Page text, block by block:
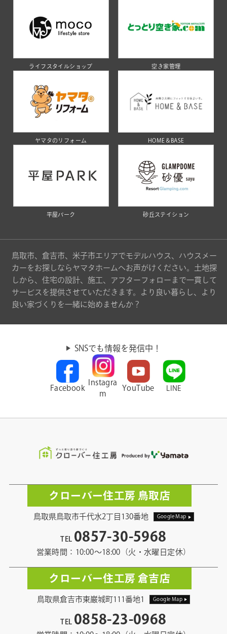
ライフスタイルショップ 空き家管理
ヤマタのリフォーム HOME＆BASE
平屋パーク 砂丘ステイション
鳥取市、倉吉市、米子市エリアでモデルハウス、ハウスメー
カーをお探しならヤマタホームへお声がけください。土地探
しから、住宅の設計、施工、アフターフォローまで一貫して
サービスを提供させていただきます。より良い暮らし、より
良い家づくりを一緒に始めませんか？
SNSでも情報を発信中！
Facebook
Instagra
m
YouTube LINE
クローバー住工房 鳥取店
鳥取県鳥取市千代水2丁目130番地 Google Map
TEL 0857-30-5968
営業時間：10:00〜18:00（火・水曜日定休）
クローバー住工房 倉吉店
鳥取県倉吉市東巌城町111番地1 Google Map
TEL 0858-23-0968